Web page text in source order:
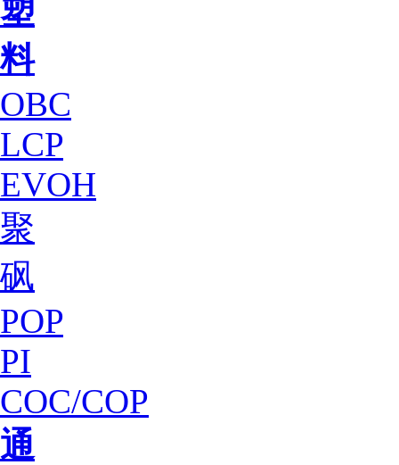
塑
料
OBC
LCP
EVOH
聚
砜
POP
PI
COC/COP
通